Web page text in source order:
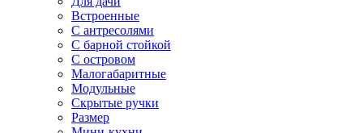
Встроенные
С антресолями
С барной стойкой
С островом
Малогабаритные
Модульные
Скрытые ручки
Размер